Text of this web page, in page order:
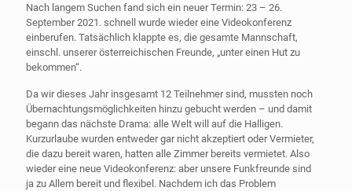
Nach langem Suchen fand sich ein neuer Termin: 23 – 26.
September 2021. schnell wurde wieder eine Videokonferenz
einberufen. Tatsächlich klappte es, die gesamte Mannschaft,
einschl. unserer österreichischen Freunde, „unter einen Hut zu
bekommen“.
Da wir dieses Jahr insgesamt 12 Teilnehmer sind, mussten noch
Übernachtungsmöglichkeiten hinzu gebucht werden – und damit
begann das nächste Drama: alle Welt will auf die Halligen.
Kurzurlaube wurden entweder gar nicht akzeptiert oder Vermieter,
die dazu bereit waren, hatten alle Zimmer bereits vermietet. Also
wieder eine neue Videokonferenz: aber unsere Funkfreunde sind
ja zu Allem bereit und flexibel. Nachdem ich das Problem